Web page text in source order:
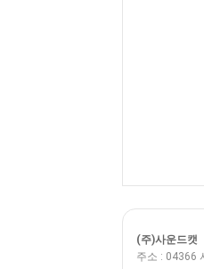
(주)사운드캣
주소 : 04366